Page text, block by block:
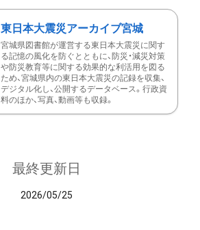
東日本大震災アーカイブ宮城
宮城県図書館が運営する東日本大震災に関す
る記憶の風化を防ぐとともに、防災・減災対策
や防災教育等に関する効果的な利活用を図る
ため、宮城県内の東日本大震災の記録を収集、
デジタル化し、公開するデータベース。行政資
料のほか、写真、動画等も収録。
最終更新日
2026/05/25